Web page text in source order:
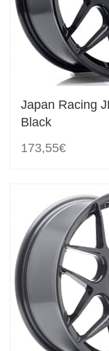
Japan Racing
Black
173,55€